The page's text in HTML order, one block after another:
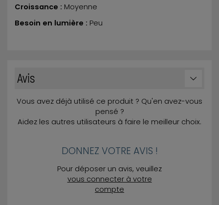
Croissance : Moyenne
Besoin en lumière : Peu
Avis
Vous avez déjà utilisé ce produit ? Qu'en avez-vous
pensé ?
Aidez les autres utilisateurs à faire le meilleur choix.
DONNEZ VOTRE AVIS !
Pour déposer un avis, veuillez
vous connecter à votre
compte